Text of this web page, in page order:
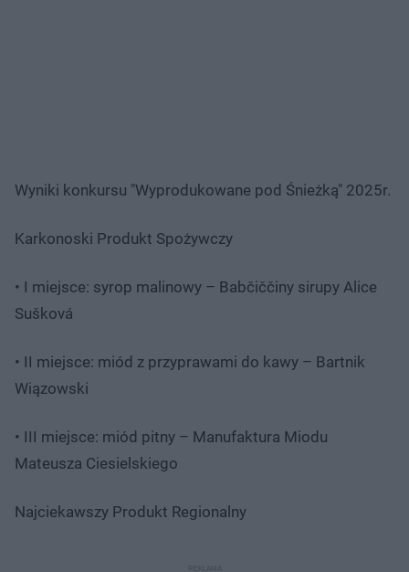
Wyniki konkursu "Wyprodukowane pod Śnieżką" 2025r.
Karkonoski Produkt Spożywczy
• I miejsce: syrop malinowy – Babčiččiny sirupy Alice
Sušková
• II miejsce: miód z przyprawami do kawy – Bartnik
Wiązowski
• III miejsce: miód pitny – Manufaktura Miodu
Mateusza Ciesielskiego
Najciekawszy Produkt Regionalny